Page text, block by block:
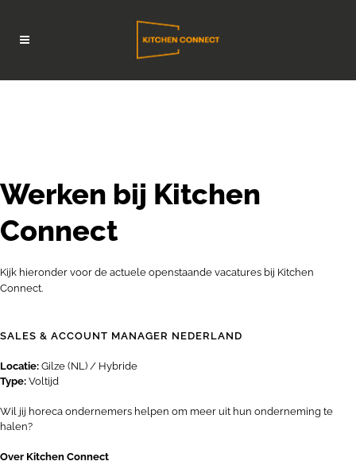
Werken bij Kitchen
Connect
Kijk hieronder voor de actuele openstaande vacatures bij Kitchen
Connect.
SALES & ACCOUNT MANAGER NEDERLAND
Locatie: Gilze (NL) / Hybride
Type: Voltijd
Wil jij horeca ondernemers helpen om meer uit hun onderneming te
halen?
Over Kitchen Connect